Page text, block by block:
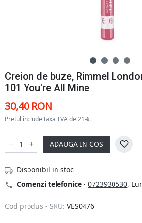
Creion de buze, Rimmel
101 You're All Mine
30,40 RON
Pretul include taxa TVA de 21%.
ADAUGA IN COS
Disponibil in stoc
Comenzi telefonice - 0723930530,
Cod produs - SKU: VES0476